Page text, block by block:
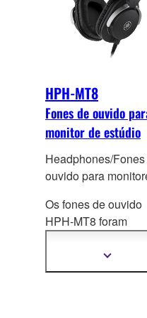
HPH-MT8
Fones de ouvido
monitor de estúdio
Headphones/
ouvido para
Os fones de ouvido
HPH-MT8 foram
resposta precisa e
de alta resolução
Mostrar